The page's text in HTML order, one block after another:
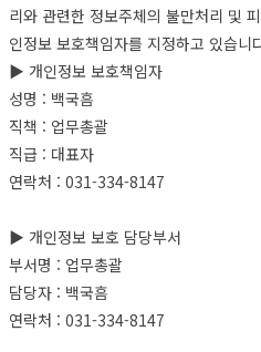
리와 관련한 정보주체의 불만처리 및
인정보 보호책임자를 지정하고 있습니
▶ 개인정보 보호책임자
성명 : 백국흠
직책 : 업무총괄
직급 : 대표자
연락처 : 031-334-8147
▶ 개인정보 보호 담당부서
부서명 : 업무총괄
담당자 : 백국흠
연락처 : 031-334-8147